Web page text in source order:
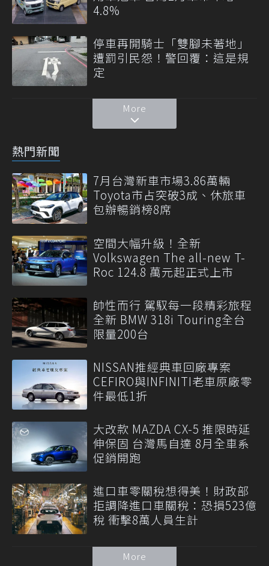
4.8%
停車再開騎士「雙腳未著地」
遭罰引民怨！警回覆：這是規
定
More
熱門新聞
7月台灣新車市場3.86萬輛
Toyota市占突破3成、休旅車
包辦暢銷榜8席
空間大幅升級！全新
Volkswagen The all-new T-
Roc 124.8 萬元起正式上市
帥性而行 駕馭每一段精彩旅程
全新 BMW 318i Touring全台
限量200台
NISSAN推經典車回廠專案
CEFIRO與INFINITI老車原廠零
件最低1折
大改款 MAZDA CX-5 推限時延
伸保固 台灣馬自達 8月全車系
促銷開跑
進口車零關稅想得美！財政部
拒調降進口車關稅：恐損523億
稅 衝擊8萬人員生計
More